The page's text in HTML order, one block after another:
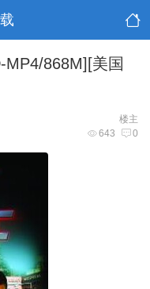
MP4/868M][美国
楼主
643 0